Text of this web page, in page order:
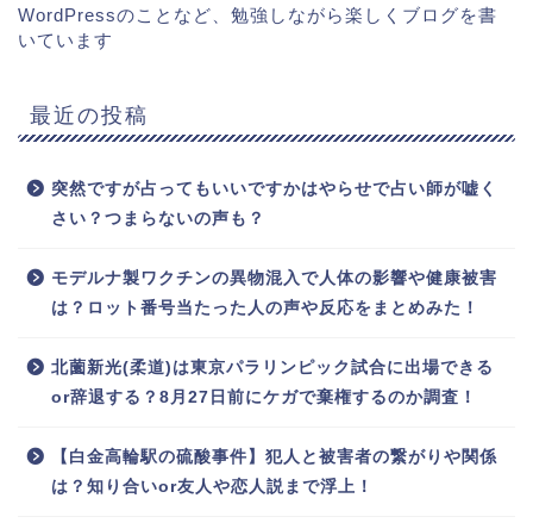
WordPressのことなど、勉強しながら楽しくブログを書
いています
最近の投稿
突然ですが占ってもいいですかはやらせで占い師が嘘く
さい？つまらないの声も？
モデルナ製ワクチンの異物混入で人体の影響や健康被害
は？ロット番号当たった人の声や反応をまとめみた！
北薗新光(柔道)は東京パラリンピック試合に出場できる
or辞退する？8月27日前にケガで棄権するのか調査！
【白金高輪駅の硫酸事件】犯人と被害者の繋がりや関係
は？知り合いor友人や恋人説まで浮上！